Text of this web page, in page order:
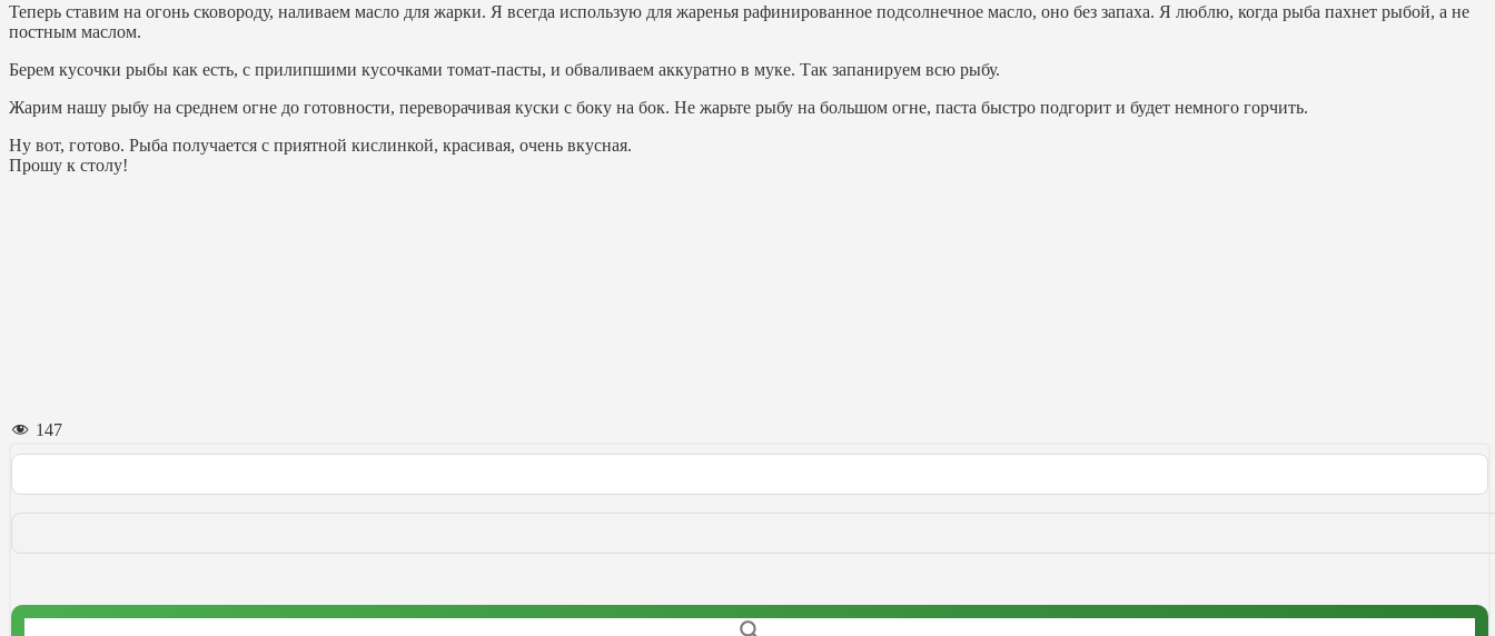
Теперь ставим на огонь сковороду, наливаем масло для жарки. Я всегда использую для жаренья рафинированное подсолнечное масло, оно без запаха. Я люблю, когда рыба пахнет рыбой, а не
постным маслом.
Берем кусочки рыбы как есть, с прилипшими кусочками томат-пасты, и обваливаем аккуратно в муке. Так запанируем всю рыбу.
Жарим нашу рыбу на среднем огне до готовности, переворачивая куски с боку на бок. Не жарьте рыбу на большом огне, паста быстро подгорит и будет немного горчить.
Ну вот, готово. Рыба получается с приятной кислинкой, красивая, очень вкусная.
Прошу к столу!
147